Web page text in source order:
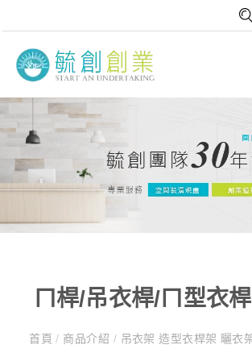
ㄇ桿/吊衣桿/ㄇ型衣
首頁/ 商品介紹 / 吊衣架 造型衣桿架 曬衣